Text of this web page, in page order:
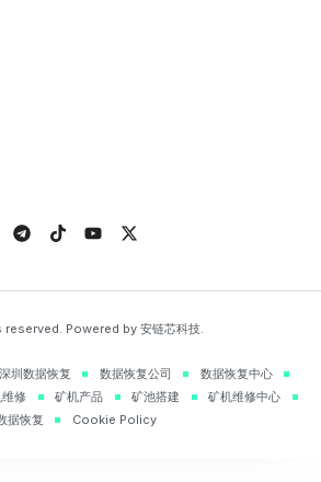
Powered by 安链芯科技.
深圳数据恢复 数据恢复公司
数据恢复中心
修 矿机产品 矿池搭建
矿机维修中心
据恢复
Cookie Policy